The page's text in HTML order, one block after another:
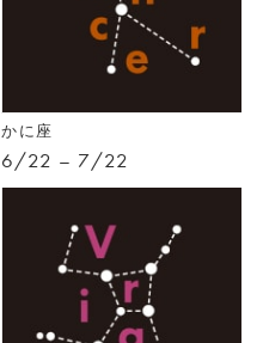
かに座
6/22 – 7/22